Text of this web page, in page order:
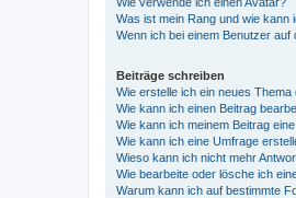
Was ist mein Rang und wie kann
Wenn ich bei einem Benutzer
Beiträge schreiben
Wie erstelle ich ein neues Thema
Wie kann ich einen Beitrag
Wie kann ich meinem Beitrag
Wie kann ich eine Umfrage
Wieso kann ich nicht mehr
Wie bearbeite oder lösche ich
Warum kann ich auf bestimmte